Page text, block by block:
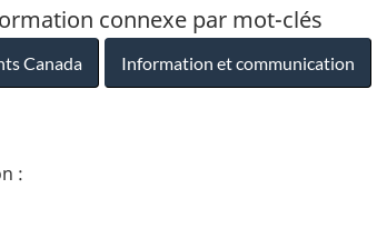
connexe par mot-clés
Canada Information et communication